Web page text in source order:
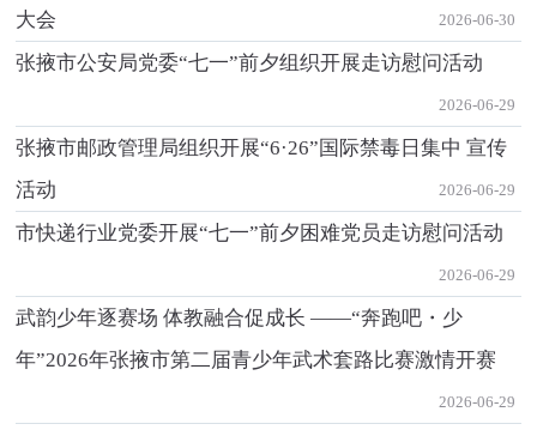
大会
2026-06-30
张掖市公安局党委“七一”前夕组织开展走访慰问活动
2026-06-29
张掖市邮政管理局组织开展“6·26”国际禁毒日集中 宣传
活动
2026-06-29
市快递行业党委开展“七一”前夕困难党员走访慰问活动
2026-06-29
武韵少年逐赛场 体教融合促成长 ——“奔跑吧・少
年”2026年张掖市第二届青少年武术套路比赛激情开赛
2026-06-29